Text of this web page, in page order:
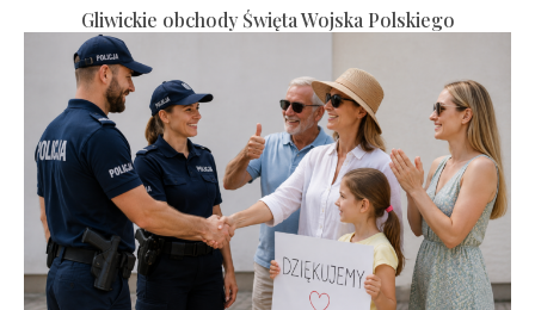
Gliwickie obchody Święta Wojska Polskiego